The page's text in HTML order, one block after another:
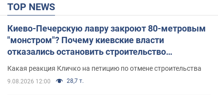
TOP NEWS
Киево-Печерскую лавру закроют 80-метровым
"монстром"? Почему киевские власти
отказались остановить строительство
Какая реакция Кличко на петицию по отмене строительства
9.08.2026 12:00 28,7 т.